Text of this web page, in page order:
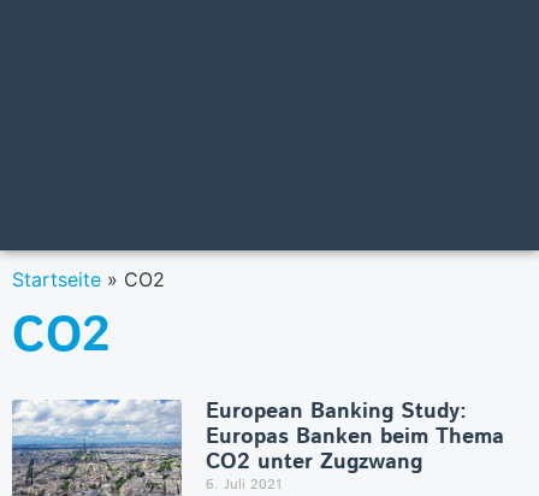
Startseite » CO2
CO2
European Banking Study:
Europas Banken beim Thema
CO2 unter Zugzwang
6. Juli 2021